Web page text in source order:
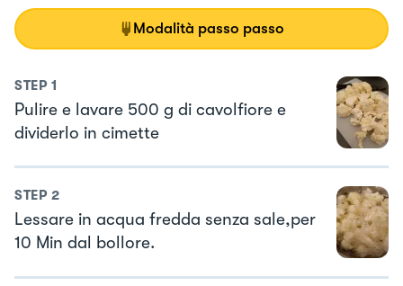
Modalità passo passo
STEP 1
Pulire e lavare 500 g di cavolfiore e
dividerlo in cimette
STEP 2
Lessare in acqua fredda senza sale,per
10 Min dal bollore.